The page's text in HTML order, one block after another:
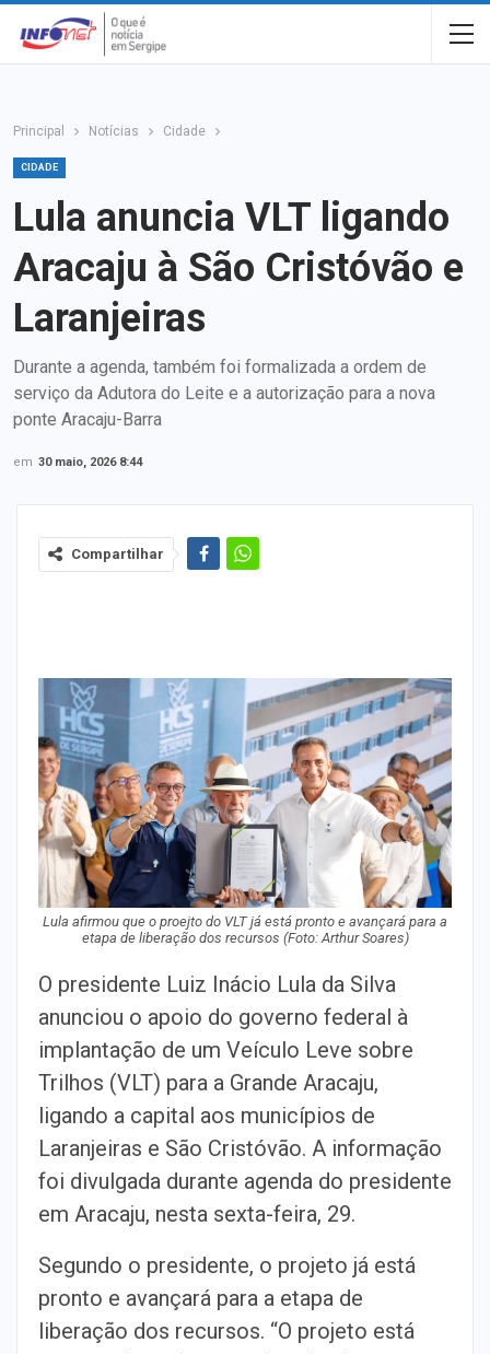
Principal Notícias Cidade
CIDADE
Lula anuncia VLT ligando
Aracaju à São Cristóvão e
Laranjeiras
Durante a agenda, também foi formalizada a ordem de
serviço da Adutora do Leite e a autorização para a nova
ponte Aracaju-Barra
em 30 maio, 2026 8:44
Compartilhar
Lula afirmou que o proejto do VLT já está pronto e avançará para a
etapa de liberação dos recursos (Foto: Arthur Soares)
O presidente Luiz Inácio Lula da Silva
anunciou o apoio do governo federal à
implantação de um Veículo Leve sobre
Trilhos (VLT) para a Grande Aracaju,
ligando a capital aos municípios de
Laranjeiras e São Cristóvão. A informação
foi divulgada durante agenda do presidente
em Aracaju, nesta sexta-feira, 29.
Segundo o presidente, o projeto já está
pronto e avançará para a etapa de
liberação dos recursos. “O projeto está